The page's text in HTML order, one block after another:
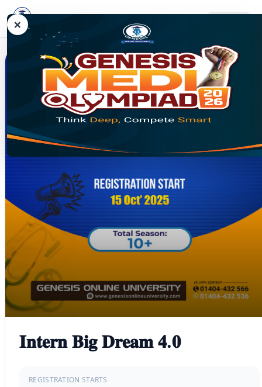
Genesis Online University
𝐈𝐧𝐭𝐞𝐫𝐧 𝐁𝐢𝐠 𝐃𝐫𝐞𝐚𝐦 𝟒.𝟎
REGISTRATION STARTS
×